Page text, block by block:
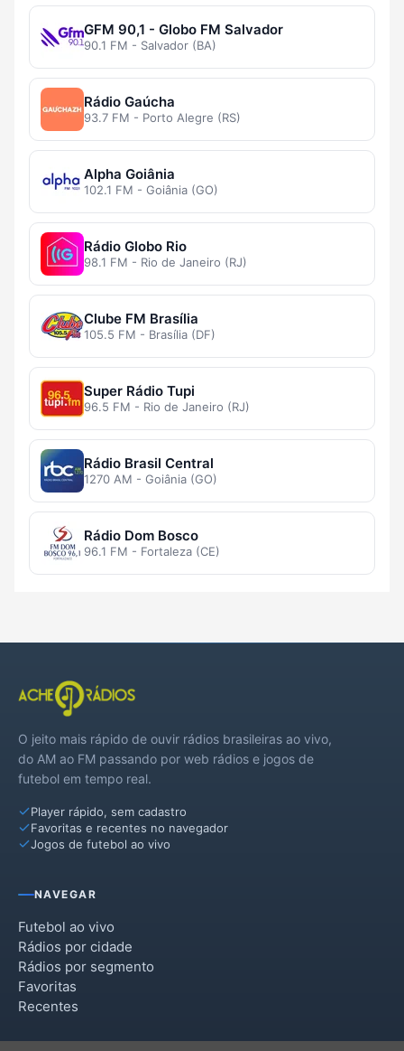
GFM 90,1 - Globo FM Salvador
90.1 FM - Salvador (BA)
Rádio Gaúcha
93.7 FM - Porto Alegre (RS)
Alpha Goiânia
102.1 FM - Goiânia (GO)
Rádio Globo Rio
98.1 FM - Rio de Janeiro (RJ)
Clube FM Brasília
105.5 FM - Brasília (DF)
Super Rádio Tupi
96.5 FM - Rio de Janeiro (RJ)
Rádio Brasil Central
1270 AM - Goiânia (GO)
Rádio Dom Bosco
96.1 FM - Fortaleza (CE)
O jeito mais rápido de ouvir rádios brasileiras ao vivo,
do AM ao FM passando por web rádios e jogos de
futebol em tempo real.
Player rápido, sem cadastro
Favoritas e recentes no navegador
Jogos de futebol ao vivo
NAVEGAR
Futebol ao vivo
Rádios por cidade
Rádios por segmento
Favoritas
Recentes